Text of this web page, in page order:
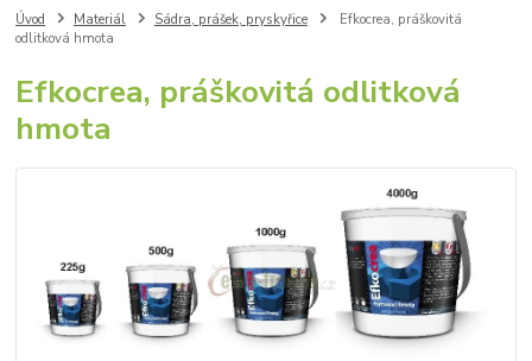
Úvod Materiál Sádra, prášek, pryskyřice
Efkocrea, práškovitá
odlitková hmota
Efkocrea, práškovitá odlitková
hmota